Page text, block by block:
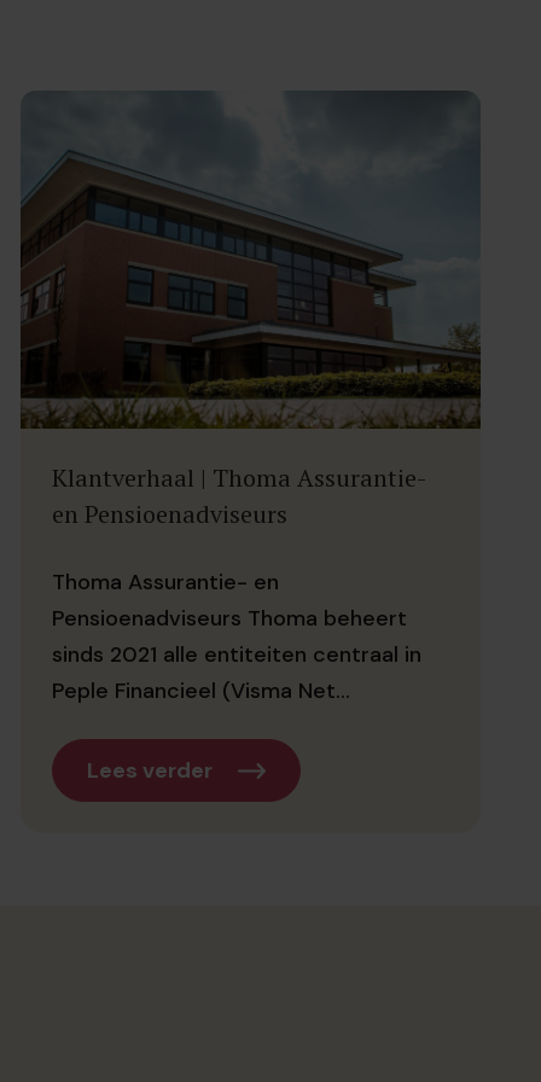
Klantverhaal | Thoma Assurantie-
en Pensioenadviseurs
Thoma Assurantie- en
Pensioenadviseurs Thoma beheert
sinds 2021 alle entiteiten centraal in
Peple Financieel (Visma Net...
Lees verder